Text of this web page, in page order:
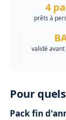
4
prêts à
validé
Pour
Pack fin